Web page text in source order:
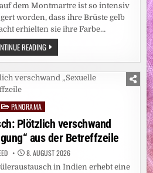
dem Montmartre ist so intensiv
worden, dass ihre Brüste gelb
erhielten sie ihre Farbe…
READINGPARIS:
WER
HAT
BRÜSTE
ANGEMALT?
PostedPANORAMA
Plötzlich verschwand
aus der Betreffzeile
8. AUGUST 2026
in Indien erhebt eine